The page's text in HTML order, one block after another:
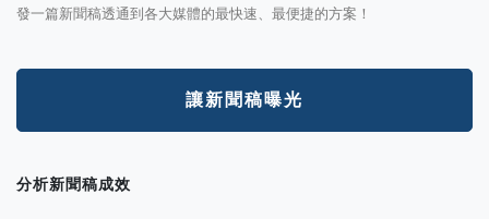
發一篇新聞稿透通到各大媒體的最快速、最便捷的方案！
讓新聞稿曝光
分析新聞稿成效